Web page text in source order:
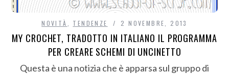
NOVITÀ, TENDENZE 2 NOVEMBRE, 2013
MY CROCHET, TRADOTTO IN ITALIANO IL PROGRAMMA
PER CREARE SCHEMI DI UNCINETTO
Questa è una notizia che è apparsa sul gruppo di